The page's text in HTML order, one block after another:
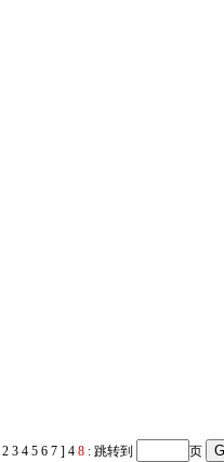
2 3 4 5 6 7 ] 4 8 :跳转到 页